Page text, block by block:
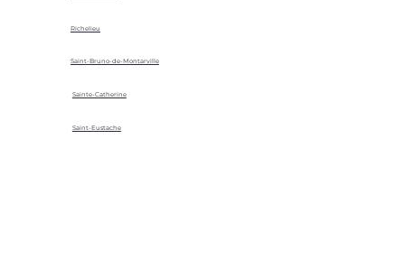
Richelieu
Saint-Bruno-de-Montarville
Sainte-Catherine
Saint-Eustache